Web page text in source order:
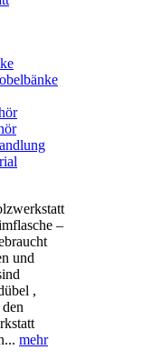
–
und
,
mehr